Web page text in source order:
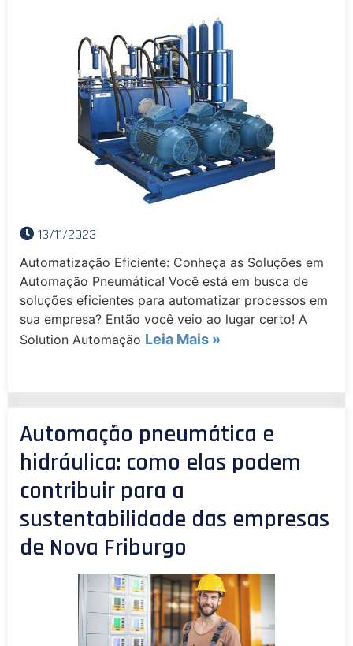
13/11/2023
Automatização Eficiente: Conheça as Soluções em
Automação Pneumática! Você está em busca de
soluções eficientes para automatizar processos em
sua empresa? Então você veio ao lugar certo! A
Solution Automação Leia Mais »
Automação pneumática e
hidráulica: como elas podem
contribuir para a
sustentabilidade das empresas
de Nova Friburgo